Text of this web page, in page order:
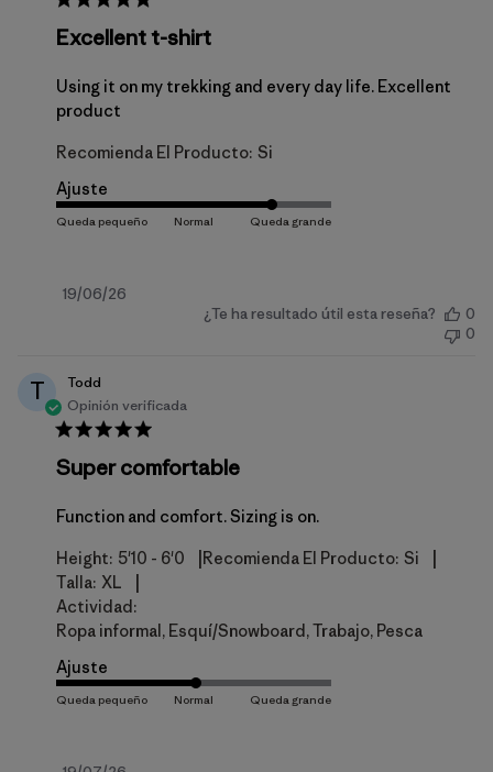
Excellent t-shirt
Using it on my trekking and every day life. Excellent
product
Recomienda El Producto: Si
Ajuste
Fecha
19/06/26
¿Te ha resultado útil esta reseña?
0
0
T
Todd
Opinión verificada
Super comfortable
Function and comfort. Sizing is on.
Height: 5'10 - 6'0 Recomienda El Producto: Si
Talla: XL
Actividad:
Ropa informal, Esquí/Snowboard, Trabajo, Pesca
Ajuste